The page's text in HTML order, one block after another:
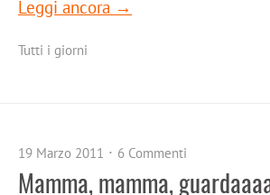
Leggi ancora →
Tutti i giorni
19 Marzo 2011 6 Commenti
Mamma, mamma,